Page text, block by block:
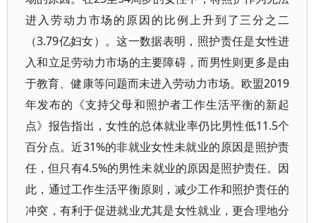
进入劳动力市场的原因的比例上升到了三分之二
（3.79亿妇女）。这一数据表明，照护责任是女性进
入和立足劳动力市场的主要障碍，而男性则更多是由
于教育、健康等问题而未进入劳动力市场。欧盟2019
年发布的《支持父母和照护者工作生活平衡的新起
点》报告指出，女性的总体就业率仍比男性低11.5个
百分点。近31%的非就业女性未就业的原因是照护责
任，但只有4.5%的男性未就业的原因是照护责任。因
此，通过工作生活平衡原则，减少工作和照护责任的
冲突，有利于促进就业尤其是女性就业，更合理地分